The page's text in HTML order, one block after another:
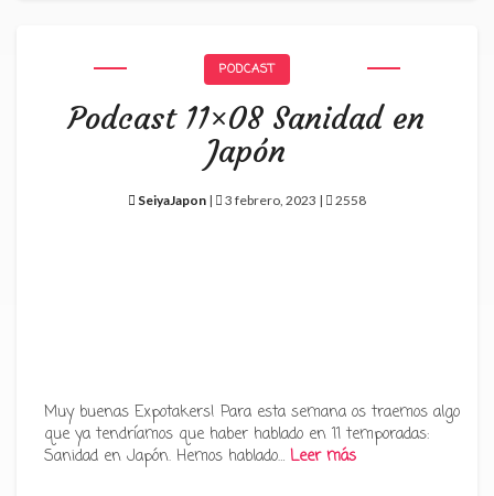
PODCAST
Podcast 11×08 Sanidad en
Japón
SeiyaJapon | 3 febrero, 2023 | 2558
Muy buenas Expotakers! Para esta semana os traemos algo
que ya tendríamos que haber hablado en 11 temporadas:
Sanidad en Japón. Hemos hablado… Leer más